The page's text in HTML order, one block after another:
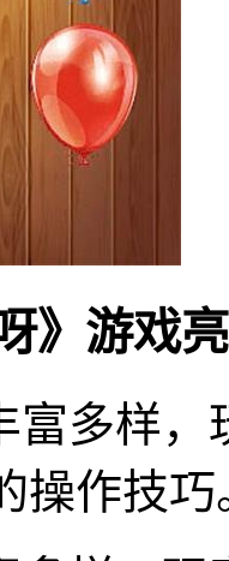
》游戏
富多样
操作技巧